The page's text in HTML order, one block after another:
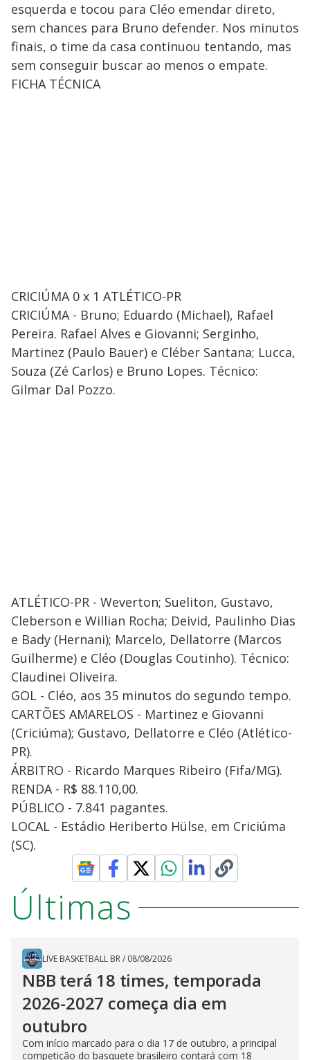
esquerda e tocou para Cléo emendar direto,
sem chances para Bruno defender. Nos minutos
finais, o time da casa continuou tentando, mas
sem conseguir buscar ao menos o empate.
FICHA TÉCNICA
CRICIÚMA 0 x 1 ATLÉTICO-PR
CRICIÚMA - Bruno; Eduardo (Michael), Rafael
Pereira. Rafael Alves e Giovanni; Serginho,
Martinez (Paulo Bauer) e Cléber Santana; Lucca,
Souza (Zé Carlos) e Bruno Lopes. Técnico:
Gilmar Dal Pozzo.
ATLÉTICO-PR - Weverton; Sueliton, Gustavo,
Cleberson e Willian Rocha; Deivid, Paulinho Dias
e Bady (Hernani); Marcelo, Dellatorre (Marcos
Guilherme) e Cléo (Douglas Coutinho). Técnico:
Claudinei Oliveira.
GOL - Cléo, aos 35 minutos do segundo tempo.
CARTÕES AMARELOS - Martinez e Giovanni
(Criciúma); Gustavo, Dellatorre e Cléo (Atlético-
PR).
ÁRBITRO - Ricardo Marques Ribeiro (Fifa/MG).
RENDA - R$ 88.110,00.
PÚBLICO - 7.841 pagantes.
LOCAL - Estádio Heriberto Hülse, em Criciúma
(SC).
Últimas
LIVE BASKETBALL BR/ 08/08/2026
NBB terá 18 times, temporada
2026-2027 começa dia em
outubro
Com início marcado para o dia 17 de outubro, a principal
competição do basquete brasileiro contará com 18